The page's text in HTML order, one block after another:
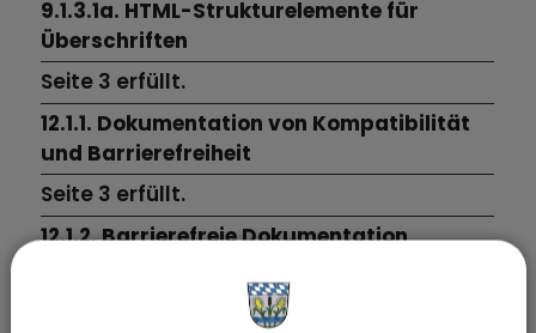
9.1.3.1a. HTML-Strukturelemente für
Überschriften
Seite 3 erfüllt.
12.1.1. Dokumentation von Kompatibilität
und Barrierefreiheit
Seite 3 erfüllt.
12.1.2. Barrierefreie Dokumentation
nicht erfüllt sind 2 Prüfschritte: